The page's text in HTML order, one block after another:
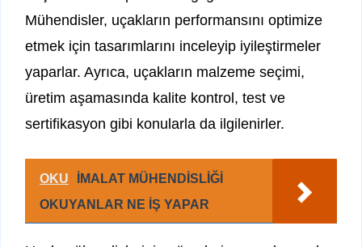
Mühendisler, uçakların performansını optimize
etmek için tasarımlarını inceleyip iyileştirmeler
yaparlar. Ayrıca, uçakların malzeme seçimi,
üretim aşamasında kalite kontrol, test ve
sertifikasyon gibi konularla da ilgilenirler.
OKU
İMALAT MÜHENDİSLİĞİ
OKUYANLAR NE İŞ YAPAR